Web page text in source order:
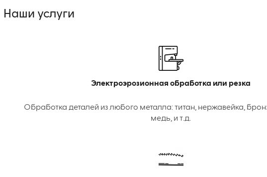
Наши услуги
Электроэрозионная обработка или резка
Обработка деталей из любого металла: титан, нержавейка,
медь, и т.д.